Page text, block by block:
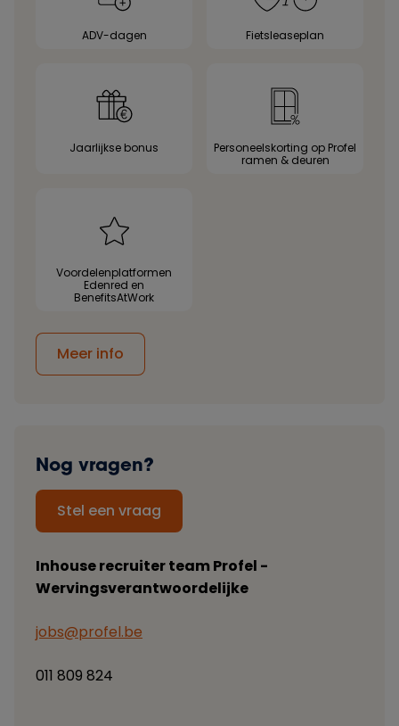
ADV-dagen Fietsleaseplan
Jaarlijkse bonus
Personeelskorting op Profel
ramen & deuren
Voordelenplatformen
Edenred en
BenefitsAtWork
Meer info
Nog vragen?
Stel een vraag
Inhouse recruiter team Profel -
Wervingsverantwoordelijke
jobs@profel.be
011 809 824